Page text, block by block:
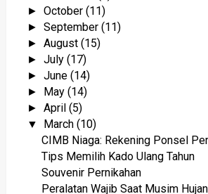
►October(11)
►September(11)
►August(15)
►July(17)
►June(14)
► May(14)
►April(5)
▼ March(10)
CIMB Niaga: Rekening Ponsel
Tips Memilih Kado Ulang Tahun
Souvenir Pernikahan
Peralatan Wajib Saat Musim Hujan